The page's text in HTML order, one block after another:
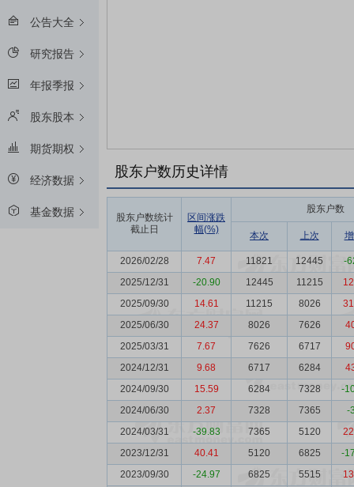
公告大全
研究报告
年报季报
股东股本
期货期权
经济数据
基金数据
股东户数历史详情
股东户数统计
截止日
区间涨跌
幅(%)
股东户数
本次 上次
2026/02/28 7.47 11821 12445
-
2025/12/31
-20.90 12445 11215
2025/09/30
14.61 11215 8026
2025/06/30
24.37 8026 7626
2025/03/31
7.67 7626 6717
2024/12/31
9.68 6717 6284
2024/09/30
15.59 6284 7328
-
2024/06/30
2.37 7328 7365
-
2024/03/31
-39.83 7365 5120
2023/12/31
40.41 5120 6825
-
2023/09/30
-24.97 6825 5515